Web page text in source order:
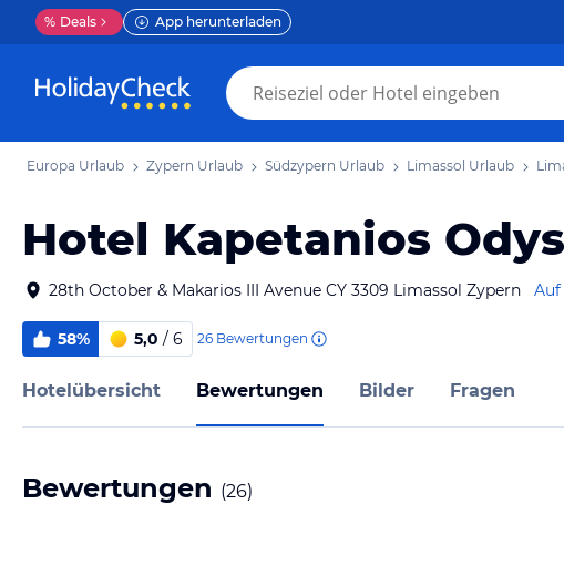
% Deals App herunterladen
Europa Urlaub Zypern Urlaub Südzypern Urlaub Limassol Urlaub
Hotel Kapetanios
28th October & Makarios III Avenue CY 3309 Limassol Zypern Auf
58% 5,0 / 6 26 Bewertungen
Hotelübersicht Bewertungen Bilder Fragen
Bewertungen (26)